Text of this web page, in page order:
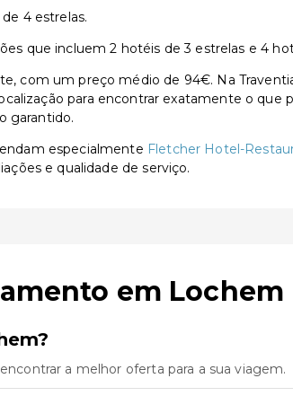
4 estrelas.
que incluem 2 hotéis de 3 estrelas e 4
com um preço médio de 94€. Na
para encontrar exatamente o que
garantido.
especialmente Fletcher Hotel-
e qualidade de serviço.
em Lochem
a melhor oferta para a sua viagem.